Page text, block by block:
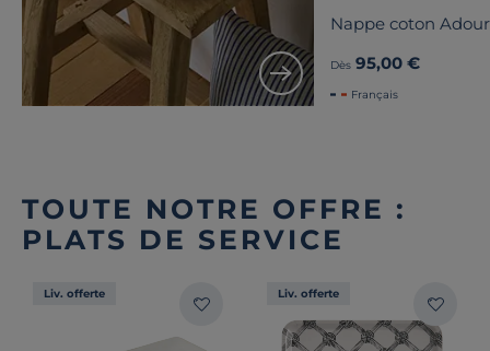
Nappe coton Adour
Dès 95,00 €
Français
TOUTE NOTRE OFFRE :
PLATS DE SERVICE
Liv. offerte Liv. offerte